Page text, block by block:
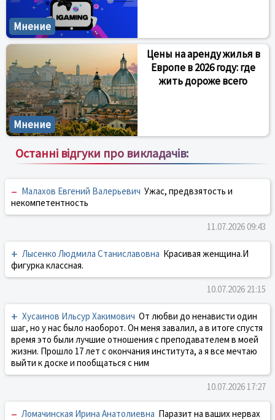
Мнение
Мнение
Цены на аренду жилья в
Европе в 2026 году: где
жить дороже всего
Останні відгуки про викладачів:
– Малахов Евгений Валерьевич Ужас, предвзятость и
некомпетентность
11.07.2026 09:43
+ Лысенко Людмила Станиславовна Красивая женщина.И
фигурка классная.
10.07.2026 21:15
+ Хусаинов Ильсур Хакимович От любви до ненависти один
шаг, но у нас было наоборот. Он меня завалил, а в итоге спустя
время это были лучшие отношения с преподавателем в моей
жизни. Прошло 17 лет с окончания института, а я все мечтаю
выйти к доске и пообщаться с ним
10.07.2026 17:27
– Ломачинская Ирина Анатолиевна Паразит на ваших нервах